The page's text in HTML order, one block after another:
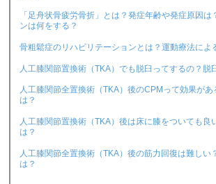
「足舟状骨疲労骨折」とは？発症年齢や発症原因は
ンは何をする？
骨粗鬆症のリハビリテーションとは？運動療法によ
人工膝関節置換術（TKA）でも脱臼ってするの？脱
人工膝関節全置換術（TKA）後のCPMって効果が
は？
人工膝関節置換術（TKA）後は床に膝をついても良
は？
人工膝関節全置換術（TKA）後の筋力回復は難しい
は？